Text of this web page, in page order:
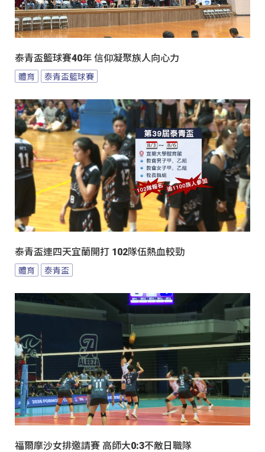
泰青盃籃球賽40年 信仰凝聚族人向心力
體育 泰青盃籃球賽
泰青盃連四天宜蘭開打 102隊伍熱血較勁
體育 泰青盃
福爾摩沙女排邀請賽 高師大0:3不敵日職隊